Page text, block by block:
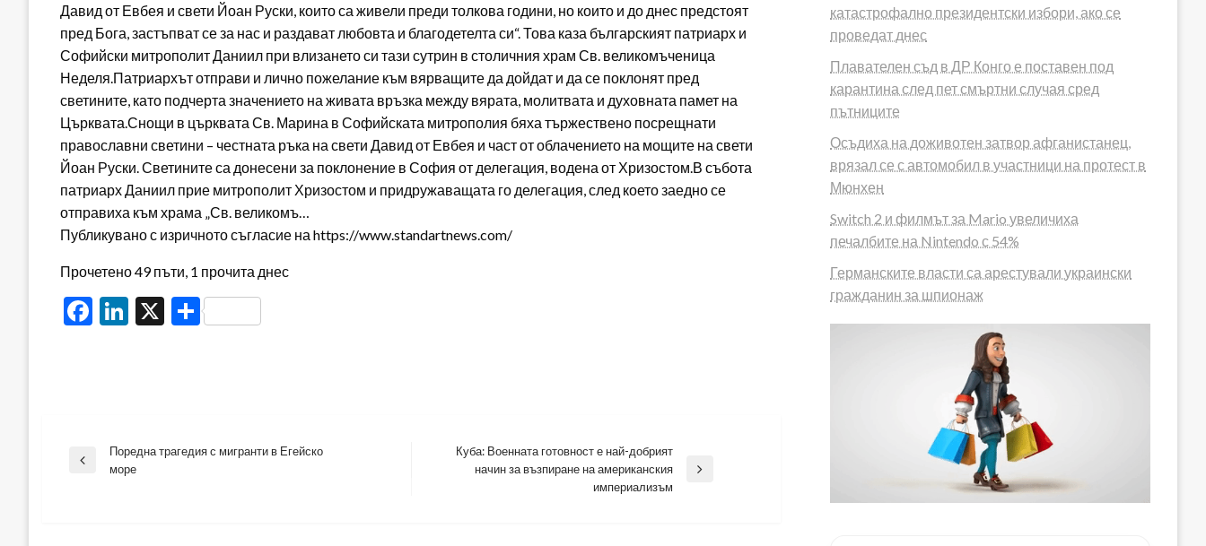
Давид от Евбея и свети Йоан Руски, които са живели преди толкова години, но които и до днес предстоят
пред Бога, застъпват се за нас и раздават любовта и благодетелта си“. Това каза българският патриарх и
Софийски митрополит Даниил при влизането си тази сутрин в столичния храм Св. великомъченица
Неделя.Патриархът отправи и лично пожелание към вярващите да дойдат и да се поклонят пред
светините, като подчерта значението на живата връзка между вярата, молитвата и духовната памет на
Църквата.Снощи в църквата Св. Марина в Софийската митрополия бяха тържествено посрещнати
православни светини – честната ръка на свети Давид от Евбея и част от облачението на мощите на свети
Йоан Руски. Светините са донесени за поклонение в София от делегация, водена от Хризостом.В събота
патриарх Даниил прие митрополит Хризостом и придружаващата го делегация, след което заедно се
отправиха към храма „Св. великомъ…
Публикувано с изричното съгласие на https://www.standartnews.com/
Прочетено 49 пъти, 1 прочита днес
Facebook
LinkedIn
X Share
Навигация
Previous
Поредна трагедия с мигранти в Егейско
море
Куба: Военната готовност е най-добрият
начин за възпиране на американския
империализъм
катастрофално президентски избори, ако се
проведат днес
Плавателен съд в ДР Конго е поставен под
карантина след пет смъртни случая сред
пътниците
Осъдиха на доживотен затвор афганистанец,
врязал се с автомобил в участници на протест в
Мюнхен
Switch 2 и филмът за Mario увеличиха
печалбите на Nintendo с 54%
Германските власти са арестували украински
гражданин за шпионаж